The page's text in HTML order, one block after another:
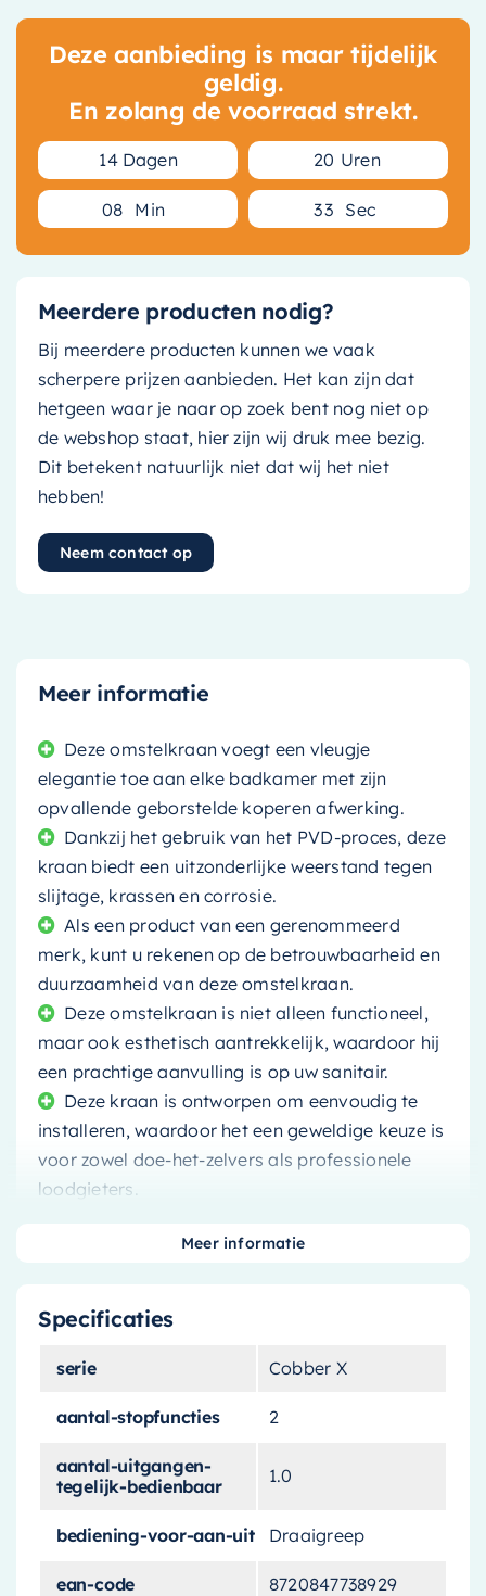
Deze aanbieding is maar tijdelijk
geldig.
En zolang de voorraad strekt.
14 Dagen 20 Uren
08 Min 33 Sec
Meerdere producten nodig?
Bij meerdere producten kunnen we vaak
scherpere prijzen aanbieden. Het kan zijn dat
hetgeen waar je naar op zoek bent nog niet op
de webshop staat, hier zijn wij druk mee bezig.
Dit betekent natuurlijk niet dat wij het niet
hebben!
Neem contact op
Meer informatie
Deze omstelkraan voegt een vleugje
elegantie toe aan elke badkamer met zijn
opvallende geborstelde koperen afwerking.
Dankzij het gebruik van het PVD-proces, deze
kraan biedt een uitzonderlijke weerstand tegen
slijtage, krassen en corrosie.
Als een product van een gerenommeerd
merk, kunt u rekenen op de betrouwbaarheid en
duurzaamheid van deze omstelkraan.
Deze omstelkraan is niet alleen functioneel,
maar ook esthetisch aantrekkelijk, waardoor hij
een prachtige aanvulling is op uw sanitair.
Deze kraan is ontworpen om eenvoudig te
installeren, waardoor het een geweldige keuze is
voor zowel doe-het-zelvers als professionele
loodgieters.
omstelkraan in een breed scala aan
Een vleugje elegantie voor uw
badkamer
met deze prachtigeomstelkraan. Met zijn
Specificaties
serie Cobber X
aantal-stopfuncties 2
aantal-uitgangen-
tegelijk-bedienbaar
1.0
bediening-voor-aan-uit Draaigreep
ean-code 8720847738929
Meer informatie